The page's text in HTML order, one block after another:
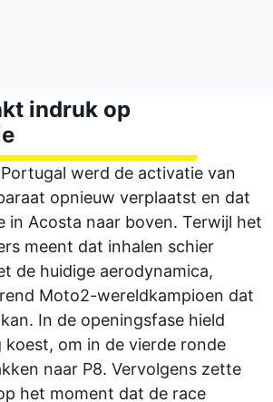
indruk op
werd de activatie van
opnieuw verplaatst en dat
in Acosta naar boven. Terwijl het
meent dat inhalen schier
de huidige aerodynamica,
Moto2-wereldkampioen dat
In de openingsfase hield
koest, om in de vierde ronde
naar P8. Vervolgens zette
het moment dat de race